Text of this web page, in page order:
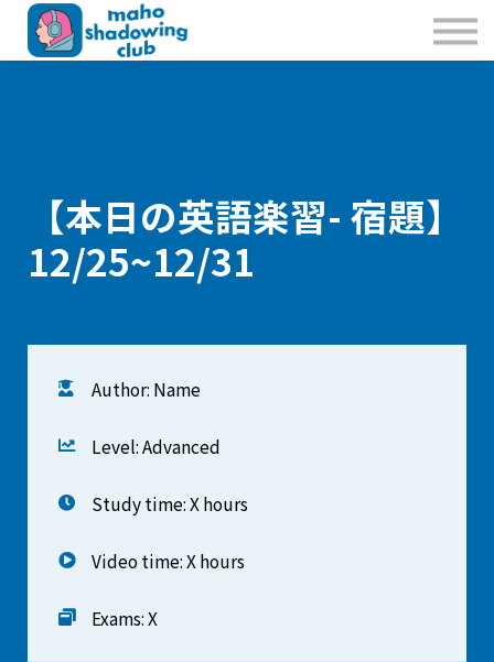
私たちのこと
お問合せ
【本日の英語楽習- 宿題】
12/25~12/31
Author: Name
Level: Advanced
Study time: X hours
Video time: X hours
Exams: X